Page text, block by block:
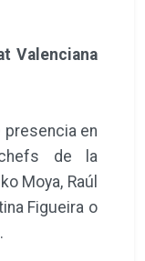
Valenciana
en
de la
Moya, Raúl
Figueira o